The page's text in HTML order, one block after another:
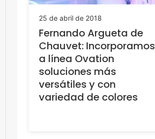
25 de abril de 2018
Fernando Argueta de
Chauvet: Incorporamos
a línea Ovation
soluciones más
versátiles y con
variedad de colores